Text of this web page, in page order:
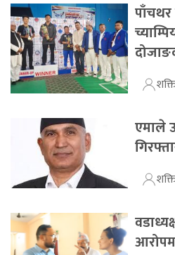
पाँचथर
एमाले